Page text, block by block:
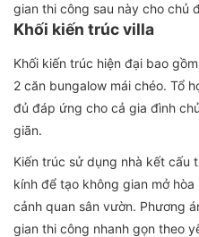
gian thi công sau này cho chủ
Khối kiến trúc villa
Khối kiến trúc hiện đại bao
2 căn bungalow mái chéo. Tổ
đủ đáp ứng cho cả gia đình
giãn.
Kiến trúc sử dụng nhà kết cấu
kính để tạo không gian mở
cảnh quan sân vườn. Phương
gian thi công nhanh gọn theo